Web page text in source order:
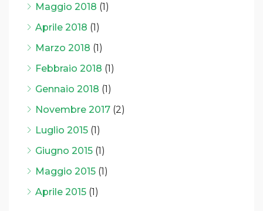
Maggio 2018 (1)
Aprile 2018 (1)
Marzo 2018 (1)
Febbraio 2018 (1)
Gennaio 2018 (1)
Novembre 2017 (2)
Luglio 2015 (1)
Giugno 2015 (1)
Maggio 2015 (1)
Aprile 2015 (1)